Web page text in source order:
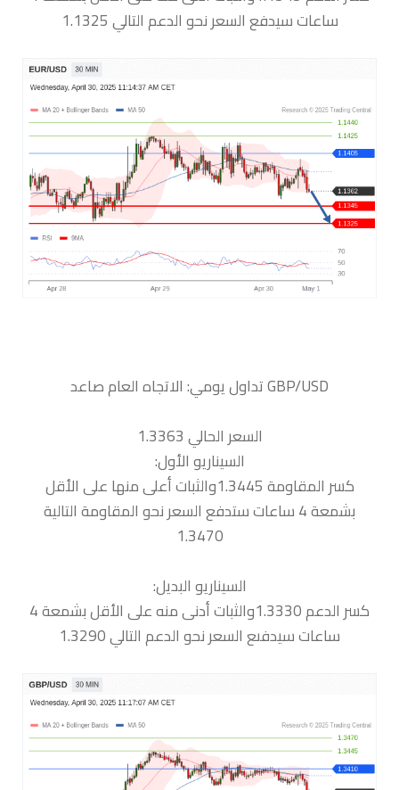
ساعات سيدفع السعر نحو الدعم التالي 1.1325
السعر الحالي 1.3363
السيناريو الأول:
كسر المقاومة 1.3445والثبات أعلى منها على الأقل
بشمعة 4 ساعات ستدفع السعر نحو المقاومة التالية
1.3470
السيناريو البديل:
كسر الدعم 1.3330والثبات أدنى منه على الأقل بشمعة 4
ساعات سيدفىع السعر نحو الدعم التالي 1.3290